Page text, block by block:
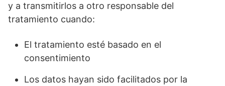
y a transmitirlos a otro responsable del
tratamiento cuando:
El tratamiento esté basado en el
consentimiento
Los datos hayan sido facilitados por la